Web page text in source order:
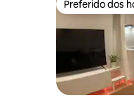
Preferido dos
Preferido dos